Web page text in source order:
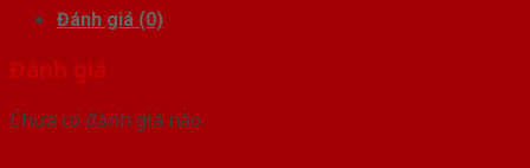
Đánh giá (0)
Đánh giá
Chưa có đánh giá nào.